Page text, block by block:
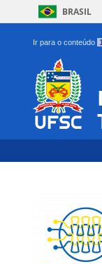
BRASIL
Ir para o conteúdo 1